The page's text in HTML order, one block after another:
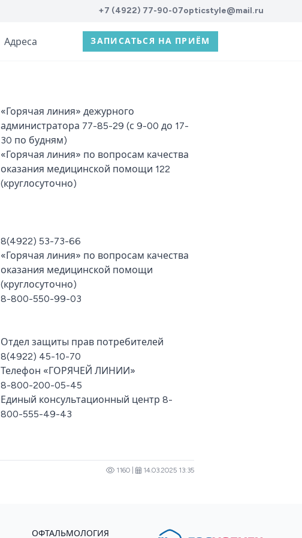
+7 (4922) 77-90-07opticstyle@mail.ru
Адреса ЗАПИСАТЬСЯ НА ПРИЁМ
«Горячая линия» дежурного
администратора 77-85-29 (с 9-00 до 17-
30 по будням)
«Горячая линия» по вопросам качества
оказания медицинской помощи 122
(круглосуточно)
8(4922) 53-73-66
«Горячая линия» по вопросам качества
оказания медицинской помощи
(круглосуточно)
8-800-550-99-03
Отдел защиты прав потребителей
8(4922) 45-10-70
Телефон «ГОРЯЧЕЙ ЛИНИИ»
8-800-200-05-45
Единый консультационный центр 8-
800-555-49-43
1160 | 14.03.2025 13:35
ОФТАЛЬМОЛОГИЯ